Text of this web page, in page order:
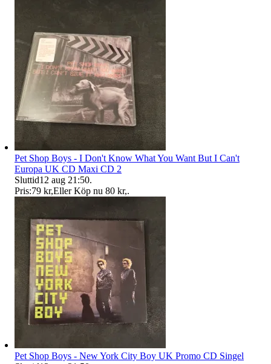
Pet Shop Boys - I Don't Know What You Want But I Can't
Europa UK CD Maxi CD 2
Sluttid12 aug 21:50.
Pris:79 kr,Eller Köp nu 80 kr,.
Pet Shop Boys - New York City Boy UK Promo CD Singel